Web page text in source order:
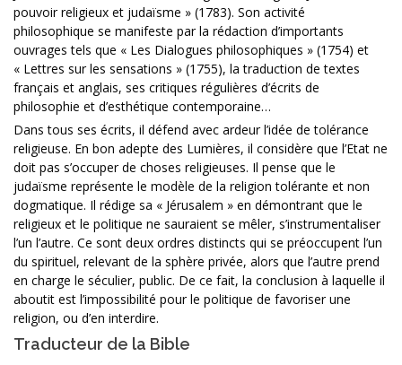
pouvoir religieux et judaïsme » (1783). Son activité
philosophique se manifeste par la rédaction d’importants
ouvrages tels que « Les Dialogues philosophiques » (1754) et
« Lettres sur les sensations » (1755), la traduction de textes
français et anglais, ses critiques régulières d’écrits de
philosophie et d’esthétique contemporaine…
Dans tous ses écrits, il défend avec ardeur l’idée de tolérance
religieuse. En bon adepte des Lumières, il considère que l’Etat ne
doit pas s’occuper de choses religieuses. Il pense que le
judaïsme représente le modèle de la religion tolérante et non
dogmatique. Il rédige sa « Jérusalem » en démontrant que le
religieux et le politique ne sauraient se mêler, s’instrumentaliser
l’un l’autre. Ce sont deux ordres distincts qui se préoccupent l’un
du spirituel, relevant de la sphère privée, alors que l’autre prend
en charge le séculier, public. De ce fait, la conclusion à laquelle il
aboutit est l’impossibilité pour le politique de favoriser une
religion, ou d’en interdire.
Traducteur de la Bible